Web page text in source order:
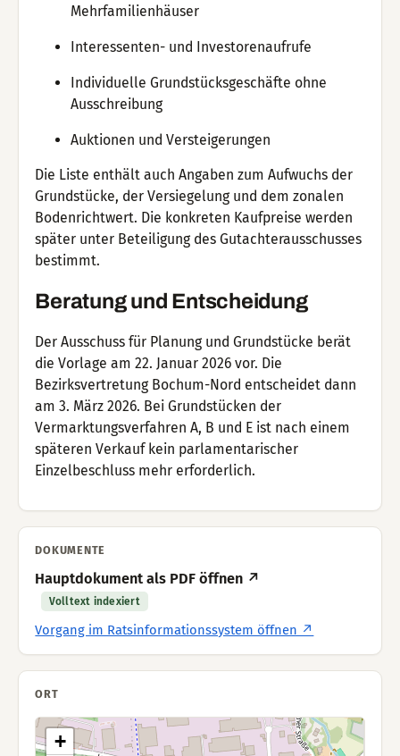
Mehrfamilienhäuser
Interessenten- und Investorenaufrufe
Individuelle Grundstücksgeschäfte ohne
Ausschreibung
Auktionen und Versteigerungen
Die Liste enthält auch Angaben zum Aufwuchs der
Grundstücke, der Versiegelung und dem zonalen
Bodenrichtwert. Die konkreten Kaufpreise werden
später unter Beteiligung des Gutachterausschusses
bestimmt.
Beratung und Entscheidung
Der Ausschuss für Planung und Grundstücke berät
die Vorlage am 22. Januar 2026 vor. Die
Bezirksvertretung Bochum-Nord entscheidet dann
am 3. März 2026. Bei Grundstücken der
Vermarktungsverfahren A, B und E ist nach einem
späteren Verkauf kein parlamentarischer
Einzelbeschluss mehr erforderlich.
DOKUMENTE
Hauptdokument als PDF öffnen ↗
Volltext indexiert
Vorgang im Ratsinformationssystem öffnen ↗
ORT
+